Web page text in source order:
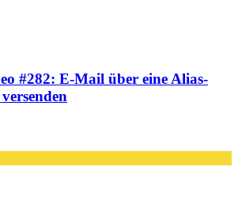
#282: E-Mail über eine Alias-